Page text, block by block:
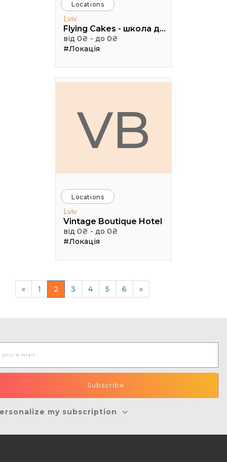
Locations
Lviv
Flying Cakes - школа дизайну
від 0₴ - до 0₴
#Локація
VB
Locations
Lviv
Vintage Boutique Hotel
від 0₴ - до 0₴
#Локація
« 1 2 3 4 5 6 »
my subscription